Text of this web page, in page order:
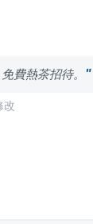
費熱茶招待。
改